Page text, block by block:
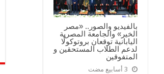
بالفيديو والصور.. «مصر
الخير» والجامعة المصرية
اليابانية توقعان بروتوكولًا
لدعم الطلاب المستحقين و
المتفوقين
3 أسابيع مضت